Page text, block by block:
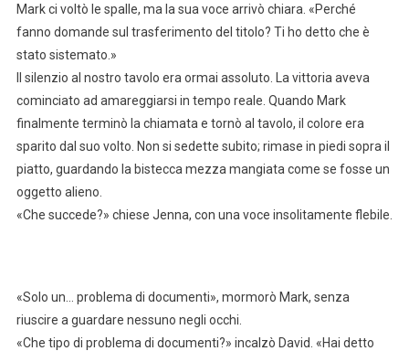
Mark ci voltò le spalle, ma la sua voce arrivò chiara. «Perché
fanno domande sul trasferimento del titolo? Ti ho detto che è
stato sistemato.»
Il silenzio al nostro tavolo era ormai assoluto. La vittoria aveva
cominciato ad amareggiarsi in tempo reale. Quando Mark
finalmente terminò la chiamata e tornò al tavolo, il colore era
sparito dal suo volto. Non si sedette subito; rimase in piedi sopra il
piatto, guardando la bistecca mezza mangiata come se fosse un
oggetto alieno.
«Che succede?» chiese Jenna, con una voce insolitamente flebile.
«Solo un… problema di documenti», mormorò Mark, senza
riuscire a guardare nessuno negli occhi.
«Che tipo di problema di documenti?» incalzò David. «Hai detto